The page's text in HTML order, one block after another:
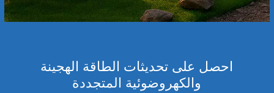
احصل على تحديثات الطاقة الهجينة
والكهروضوئية المتجددة